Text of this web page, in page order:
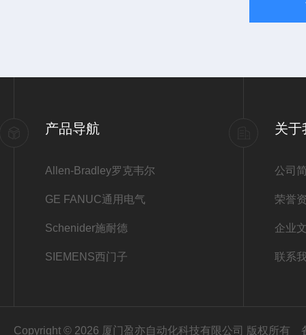
产品导航
Allen-Bradley罗克韦尔
GE FANUC通用电气
Schenider施耐德
SIEMENS西门子
关于
公司
荣誉
企业
联系
Copyright © 2026 厦门盈亦自动化科技有限公司 版权所有